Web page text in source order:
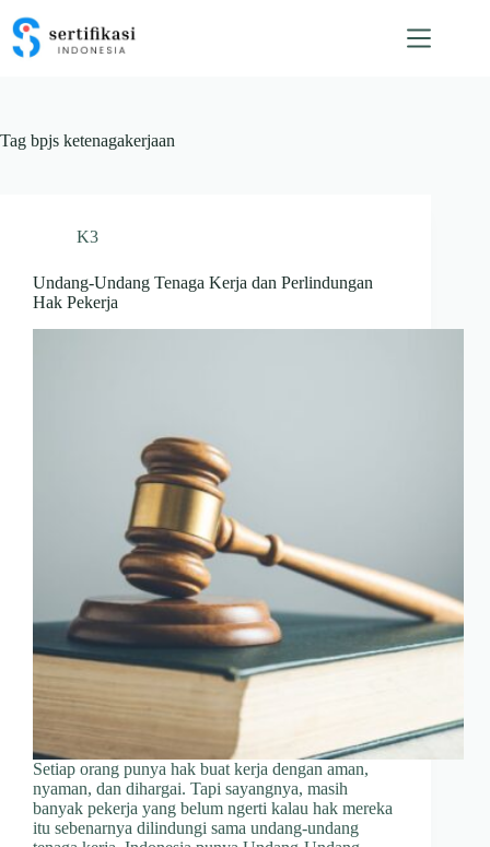
content
Tag bpjs ketenagakerjaan
K3
Undang-Undang Tenaga Kerja dan Perlindungan
Hak Pekerja
Setiap orang punya hak buat kerja dengan aman,
nyaman, dan dihargai. Tapi sayangnya, masih
banyak pekerja yang belum ngerti kalau hak mereka
itu sebenarnya dilindungi sama undang-undang